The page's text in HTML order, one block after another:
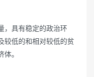
，具有稳定的政治环
较低的和相对较低的贫
。